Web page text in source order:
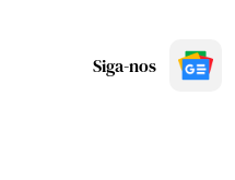
Siga-nos